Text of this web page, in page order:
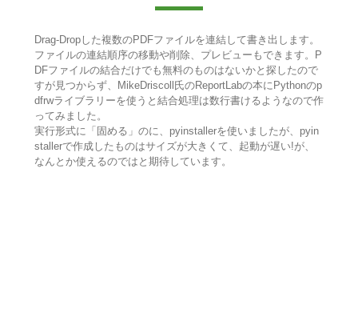
Drag-Dropした複数のPDFファイルを連結して書き出します。
ファイルの連結順序の移動や削除、プレビューもできます。P
DFファイルの結合だけでも無料のものはないかと探したので
すが見つからず、MikeDriscoll氏のReportLabの本にPythonのp
dfrwライブラリーを使うと結合処理は数行書けるようなので作
ってみました。
実行形式に「固める」のに、pyinstallerを使いましたが、pyin
stallerで作成したものはサイズが大きくて、起動が遅い!が、
なんとか使えるのではと期待しています。